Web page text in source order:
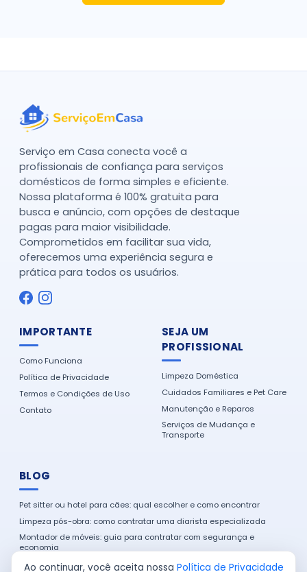
Serviço em Casa conecta você a
profissionais de confiança para serviços
domésticos de forma simples e eficiente.
Nossa plataforma é 100% gratuita para
busca e anúncio, com opções de destaque
pagas para maior visibilidade.
Comprometidos em facilitar sua vida,
oferecemos uma experiência segura e
prática para todos os usuários.
IMPORTANTE
Como Funciona
Política de Privacidade
Termos e Condições de Uso
Contato
SEJA UM
PROFISSIONAL
Limpeza Doméstica
Cuidados Familiares e Pet Care
Manutenção e Reparos
Serviços de Mudança e
Transporte
BLOG
Pet sitter ou hotel para cães: qual escolher e como encontrar
Limpeza pós-obra: como contratar uma diarista especializada
Montador de móveis: guia para contratar com segurança e
economia
Como encontrar um eletricista de confiança na sua cidade
Ao continuar, você aceita nossa Política de Privacidade